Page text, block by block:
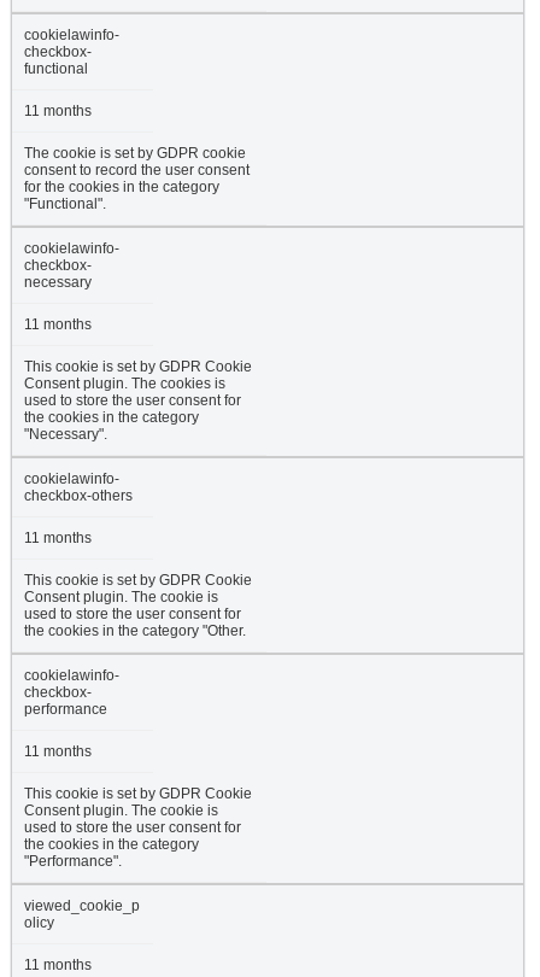
cookielawinfo-
checkbox-
functional
11 months
The cookie is set by GDPR cookie
consent to record the user consent
for the cookies in the category
"Functional".
cookielawinfo-
checkbox-
necessary
11 months
This cookie is set by GDPR Cookie
Consent plugin. The cookies is
used to store the user consent for
the cookies in the category
"Necessary".
cookielawinfo-
checkbox-others
11 months
This cookie is set by GDPR Cookie
Consent plugin. The cookie is
used to store the user consent for
the cookies in the category "Other.
cookielawinfo-
checkbox-
performance
11 months
This cookie is set by GDPR Cookie
Consent plugin. The cookie is
used to store the user consent for
the cookies in the category
"Performance".
viewed_cookie_p
olicy
11 months